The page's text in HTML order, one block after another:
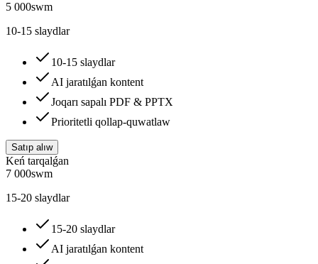
5 000swm
10-15 slaydlar
10-15 slaydlar
AI jaratılǵan kontent
Joqarı sapalı PDF & PPTX
Prioritetli qollap-quwatlaw
Satıp alıw
Keń tarqalǵan
7 000swm
15-20 slaydlar
15-20 slaydlar
AI jaratılǵan kontent